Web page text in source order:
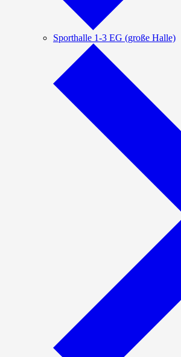
Sporthalle 1-3 EG (große Halle)